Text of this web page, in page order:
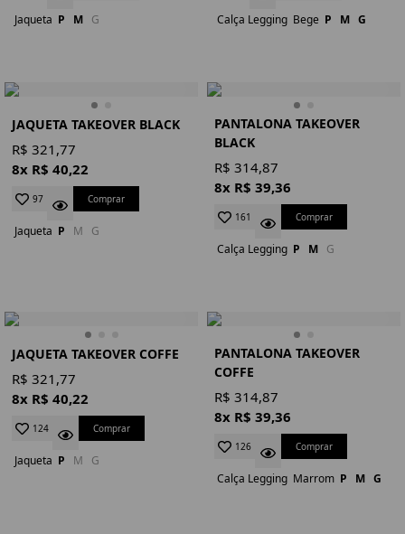
Jaqueta P M G Calça Legging Bege P M G
JAQUETA TAKEOVER BLACK
R$ 321,77
8x R$ 40,22
97 Comprar
Jaqueta P M G
PANTALONA TAKEOVER
BLACK
R$ 314,87
8x R$ 39,36
161 Comprar
Calça Legging P M G
JAQUETA TAKEOVER COFFE
R$ 321,77
8x R$ 40,22
124 Comprar
Jaqueta P M G
PANTALONA TAKEOVER
COFFE
R$ 314,87
8x R$ 39,36
126 Comprar
Calça Legging Marrom P M G